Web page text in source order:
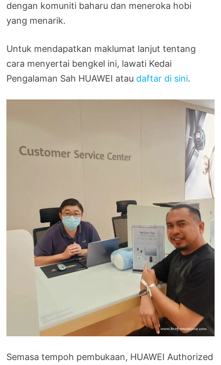
dengan komuniti baharu dan meneroka hobi
yang menarik.
Untuk mendapatkan maklumat lanjut tentang
cara menyertai bengkel ini, lawati Kedai
Pengalaman Sah HUAWEI atau daftar di sini.
Semasa tempoh pembukaan, HUAWEI Authorized